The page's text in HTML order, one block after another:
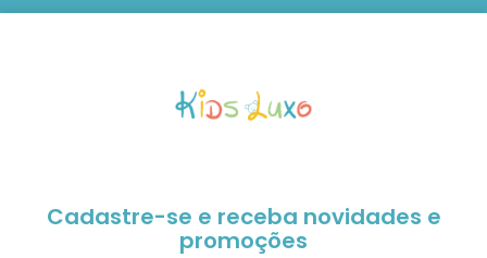
Cadastre-se e receba novidades e
promoções